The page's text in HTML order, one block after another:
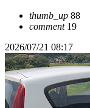
thumb_up 88
comment19
2026/07/21 08:17